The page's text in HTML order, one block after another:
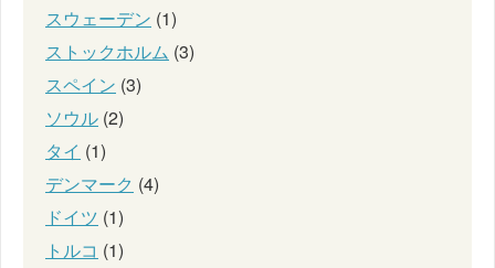
スウェーデン (1)
ストックホルム (3)
スペイン (3)
ソウル (2)
タイ (1)
デンマーク (4)
ドイツ (1)
トルコ (1)